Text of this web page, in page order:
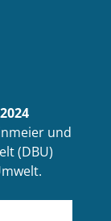
und
(DBU)